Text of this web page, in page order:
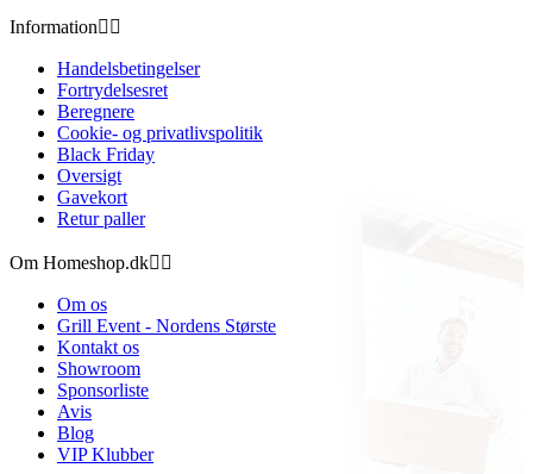
Information 
Handelsbetingelser
Fortrydelsesret
Beregnere
Cookie- og privatlivspolitik
Black Friday
Oversigt
Gavekort
Retur paller
Om Homeshop.dk 
Om os
Grill Event - Nordens Største
Kontakt os
Showroom
Sponsorliste
Avis
Blog
VIP Klubber